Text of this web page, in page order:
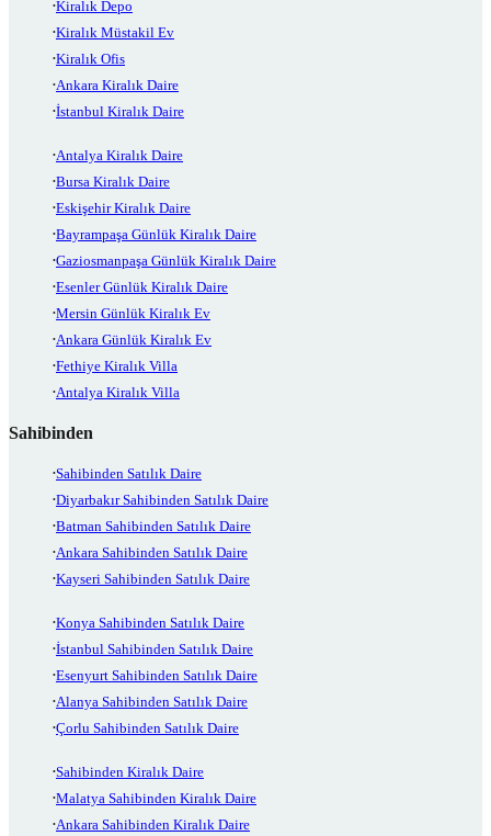
Kiralık Depo
Kiralık Müstakil Ev
Kiralık Ofis
Ankara Kiralık Daire
İstanbul Kiralık Daire
Antalya Kiralık Daire
Bursa Kiralık Daire
Eskişehir Kiralık Daire
Bayrampaşa Günlük Kiralık Daire
Gaziosmanpaşa Günlük Kiralık Daire
Esenler Günlük Kiralık Daire
Mersin Günlük Kiralık Ev
Ankara Günlük Kiralık Ev
Fethiye Kiralık Villa
Antalya Kiralık Villa
Sahibinden
Sahibinden Satılık Daire
Diyarbakır Sahibinden Satılık Daire
Batman Sahibinden Satılık Daire
Ankara Sahibinden Satılık Daire
Kayseri Sahibinden Satılık Daire
Konya Sahibinden Satılık Daire
İstanbul Sahibinden Satılık Daire
Esenyurt Sahibinden Satılık Daire
Alanya Sahibinden Satılık Daire
Çorlu Sahibinden Satılık Daire
Sahibinden Kiralık Daire
Malatya Sahibinden Kiralık Daire
Ankara Sahibinden Kiralık Daire